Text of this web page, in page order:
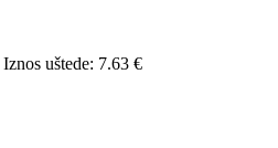
Iznos uštede: 7.63 €